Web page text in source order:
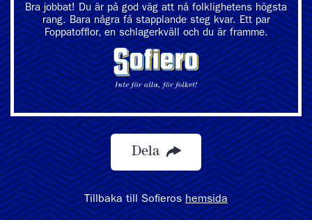
Bra jobbat! Du är på god väg att nå folklighetens högsta
rang. Bara några få stapplande steg kvar. Ett par
Foppatofflor, en schlagerkväll och du är framme.
Dela
Tillbaka till Sofieroshemsida